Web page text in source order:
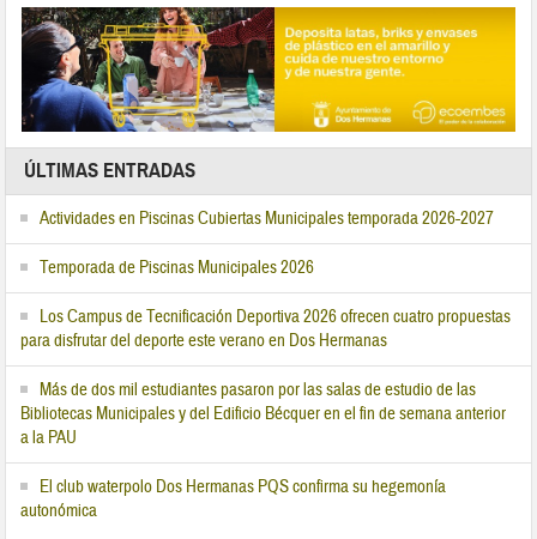
ÚLTIMAS ENTRADAS
Actividades en Piscinas Cubiertas Municipales temporada 2026-2027
Temporada de Piscinas Municipales 2026
Los Campus de Tecnificación Deportiva 2026 ofrecen cuatro propuestas
para disfrutar del deporte este verano en Dos Hermanas
Más de dos mil estudiantes pasaron por las salas de estudio de las
Bibliotecas Municipales y del Edificio Bécquer en el fin de semana anterior
a la PAU
El club waterpolo Dos Hermanas PQS confirma su hegemonía
autonómica